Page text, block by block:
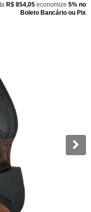
R$ 854,05 economize 5% no
Boleto Bancário ou Pix